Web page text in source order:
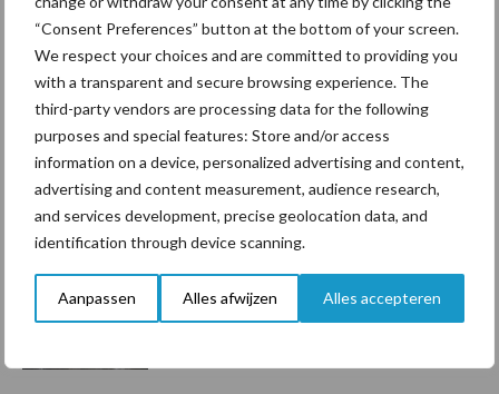
“Consent Preferences” button at the bottom of your screen.
We respect your choices and are committed to providing you
with a transparent and secure browsing experience. The
third-party vendors are processing data for the following
purposes and special features: Store and/or access
information on a device, personalized advertising and content,
advertising and content measurement, audience research,
and services development, precise geolocation data, and
identification through device scanning.
Aanpassen Alles afwijzen Alles accepteren
ondergrondverdichting te
beperken
ware: omzet groeit,
nettoresultaat daalt
Machines en werktuigen
gewild doelwit criminelen